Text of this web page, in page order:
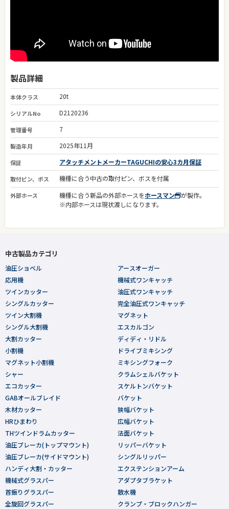
製品詳細
本体クラス 20t
シリアルNo D2120236
管理番号 7
製造年月 2025年11月
保証 アタッチメントメーカーTAGUCHIの安心3カ月保証
取付ピン、ボス 機種に合う中古の取付ピン、ボスを付属
外部ホース 機種に合う新品の外部ホースをホースマン
が製作。
※内部ホースは現状渡しになります。
中古製品カテゴリ
油圧ショベル
応用機
ツインカッター
シングルカッター
ツイン大割機
シングル大割機
大割カッター
小割機
マグネット小割機
シャー
エコカッター
GABオールブレイド
木材カッター
HRひまわり
THツインドラムカッター
油圧ブレーカ(トップマウント)
油圧ブレーカ(サイドマウント)
ハンディ大割・カッター
機械式グラスパー
首振りグラスパー
全旋回グラスパー
アースオーガー
機械式ワンキャッチ
油圧式ワンキャッチ
完全油圧式ワンキャッチ
マグネット
エスカルゴン
ディディ・リドル
ドライブミキシング
ミキシングフォーク
クラムシェルバケット
スケルトンバケット
バケット
狭幅バケット
広幅バケット
法面バケット
リッパーバケット
シングルリッパー
エクステンションアーム
アダプタブラケット
散水機
クランプ・ブロックハンガー